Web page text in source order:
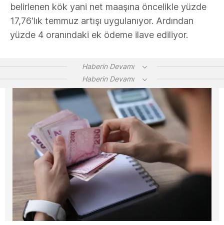
belirlenen kök yani net maaşına öncelikle yüzde
17,76'lık temmuz artışı uygulanıyor. Ardından
yüzde 4 oranındaki ek ödeme ilave ediliyor.
Haberin Devamı
Haberin Devamı